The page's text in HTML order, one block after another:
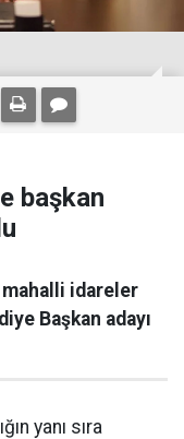
başkan
idareler
Başkan adayı
yanı sıra